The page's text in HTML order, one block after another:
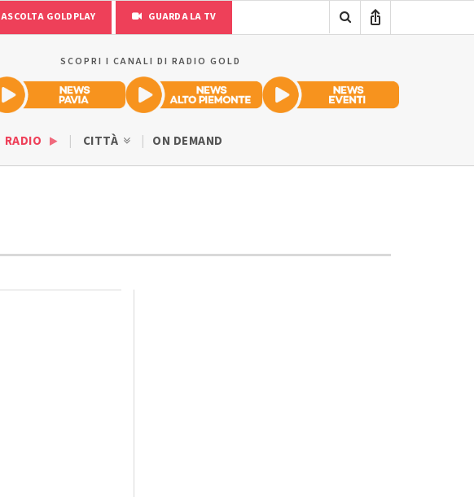
ASCOLTA GOLDPLAY GUARDA LA TV
SCOPRI I CANALI DI RADIO GOLD
RADIO CITTÀ ON DEMAND